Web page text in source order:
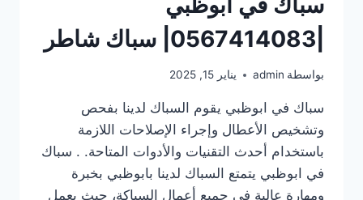
بواسطة admin يناير 15, 2025
سباك في ابوظبي يقوم السباك لدينا بفحص
وتشخيص الأعطال وإجراء الإصلاحات اللازمة
باستخدام أحدث التقنيات والأدوات المتاحة. . سباك
في ابوظبي يتمتع السباك لدينا بابوظبي بخبرة
ومهارة عالية في جميع أعمال السباكة، حيث يعمل